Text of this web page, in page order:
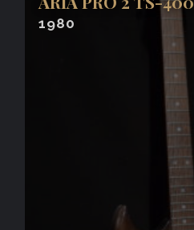
1980